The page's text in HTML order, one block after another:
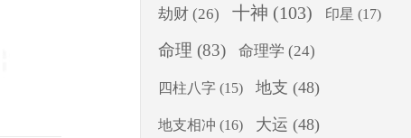
劫财 (26) 十神 (103) 印星 (17)
命理 (83) 命理学 (24)
四柱八字 (15) 地支 (48)
地支相冲 (16) 大运 (48)